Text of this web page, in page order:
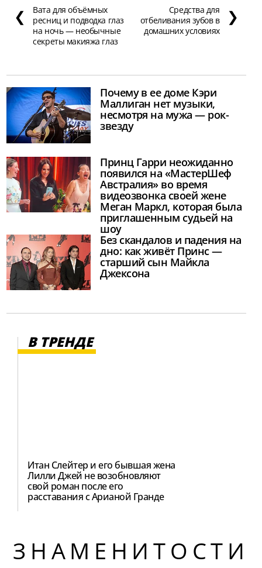
❮
Вата для объёмных
ресниц и подводка глаз
на ночь — необычные
секреты макияжа глаз
Средства для
отбеливания зубов в
домашних условиях
❯
Почему в ее доме Кэри
Маллиган нет музыки,
несмотря на мужа — рок-
звезду
Принц Гарри неожиданно
появился на «МастерШеф
Австралия» во время
видеозвонка своей жене
Меган Маркл, которая была
приглашенным судьей на
шоу
Без скандалов и падения на
дно: как живёт Принс —
старший сын Майкла
Джексона
В ТРЕНДЕ
Итан Слейтер и его бывшая жена
Лилли Джей не возобновляют
свой роман после его
расставания с Арианой Гранде
ЗНАМЕНИТОСТИ